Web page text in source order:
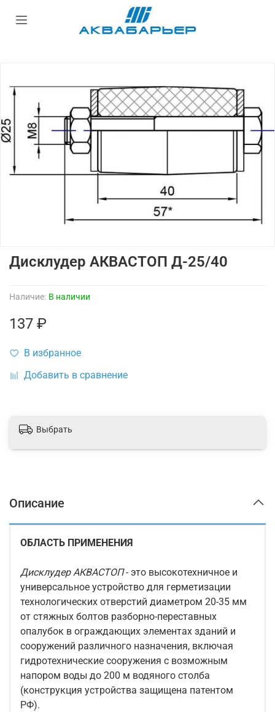
Наличие: В наличии
Дисклудер АКВАСТОП Д-25/40
137 ₽
В избранное
Добавить в сравнение
Выбрать
Описание
ОБЛАСТЬ ПРИМЕНЕНИЯ
Дисклудер АКВАСТОП- это высокотехничное и
универсальное устройство для герметизации
технологических отверстий диаметром 20-35 мм
от стяжных болтов разборно-переставных
опалубок в ограждающих элементах зданий и
сооружений различного назначения, включая
гидротехнические сооружения с возможным
напором воды до 200 м водяного столба
(конструкция устройства защищена патентом
РФ).